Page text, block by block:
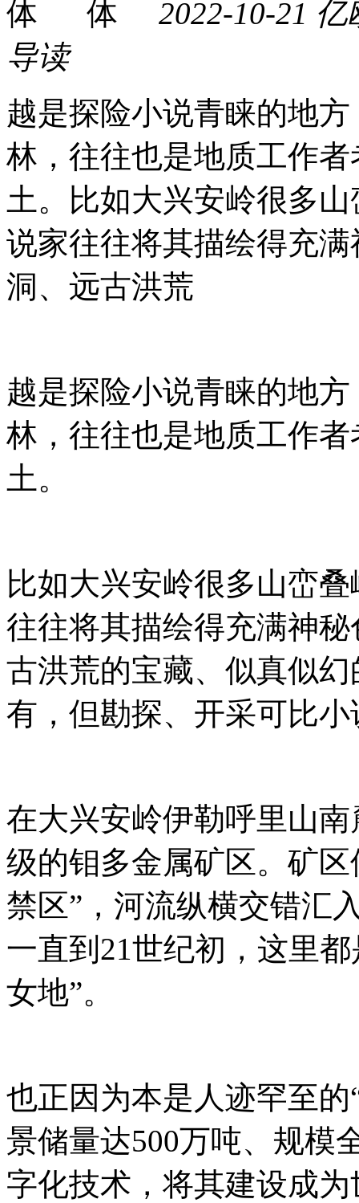
2022-10-21 亿
导读
越是探险小说青睐的地
林，往往也是地质工作
土。比如大兴安岭很多
说家往往将其描绘得充
洞、远古洪荒
越是探险小说青睐的地
林，往往也是地质工作
土。
比如大兴安岭很多山峦
往往将其描绘得充满神
古洪荒的宝藏、似真似
有，但勘探、开采可比
在大兴安岭伊勒呼里山
级的钼多金属矿区。矿
禁区”，河流纵横交错汇
一直到21世纪初，这里
女地”。
也正因为本是人迹罕至
景储量达500万吨、规模
字化技术，将其建设成